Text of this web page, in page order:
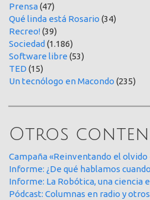
Prensa(47)
Qué linda está Rosario (34)
Recreo!(39)
Sociedad (1.186)
Software libre (53)
TED (15)
Un tecnólogo en Macondo (235)
Otros
Campaña «Reinventando el
Informe: ¿De qué hablamos
Informe: La Robótica, una ciencia
Pódcast: Columnas en radio y